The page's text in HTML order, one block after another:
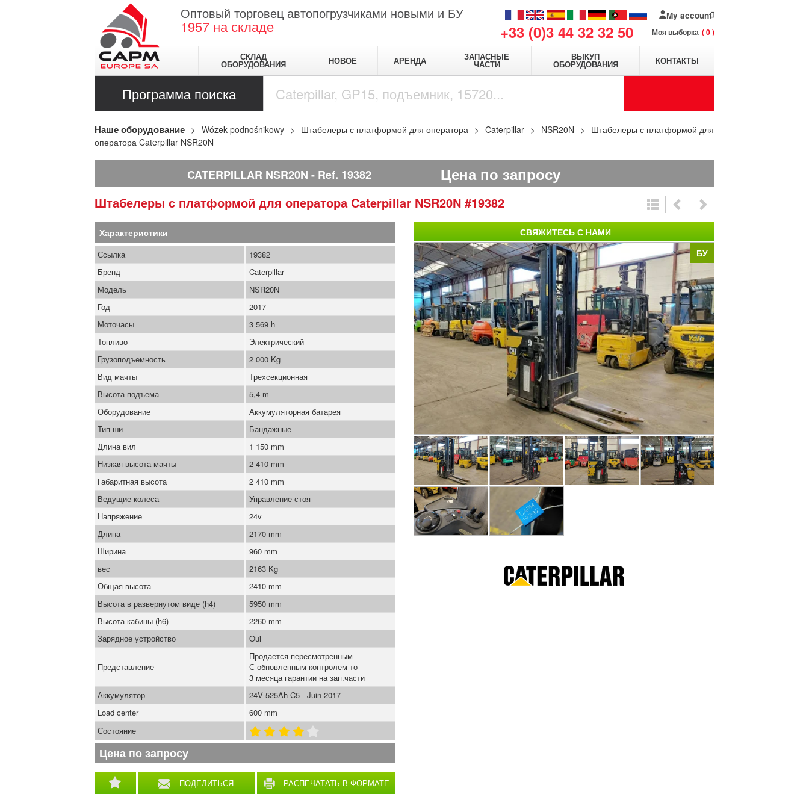
Оптовый торговец автопогрузчиками новыми и БУ
1957 на складе +33 (0)3 44 32 32 50
My account
Моя выборка 0
СКЛАД
ОБОРУДОВАНИЯ НОВОЕ АРЕНДА ЗАПАСНЫЕ
ЧАСТИ
ВЫКУП
ОБОРУДОВАНИЯ КОНТАКТЫ
Программа поиска
Наше оборудование Wózek podnośnikowy Штабелеры с платформой для оператора Caterpillar NSR20N
Штабелеры с платформой для
оператора Caterpillar NSR20N
CATERPILLAR NSR20N Ref. 19382 Цена по запросу
Штабелеры с платформой для оператора Caterpillar NSR20N #19382
БУ
Характеристики
ПОДЕЛИТЬСЯ
РАСПЕЧАТАТЬ В ФОРМАТЕ
Ссылка
19382
Бренд
Caterpillar
Модель
NSR20N
Год
2017
Моточасы
3 569 h
Топливо
Электрический
Грузоподъемность
2 000 Kg
Вид мачты
Трехсекционная
Высота подъема
5,4 m
Оборудование
Аккумуляторная батарея
Тип ши
Бандажные
Длина вил
1 150 mm
Низкая высота мачты
2 410 mm
Габаритная высота
2 410 mm
Ведущие колеса
Управление стоя
Напряжение
24v
Длина
2170 mm
Ширина
960 mm
вес
2163 Kg
Общая высота
2410 mm
Высота в развернутом виде (h4)
5950 mm
Высота кабины (h6)
2260 mm
Зарядное устройство
Oui
Представление
Продается пересмотренным
С обновленным контролем то
3 месяца гарантии на зап.части
Аккумулятор
24V 525Ah C5 - Juin 2017
Load center
600 mm
Состояние
Цена по запросу
СВЯЖИТЕСЬ С НАМИ